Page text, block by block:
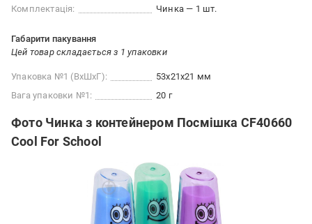
Комплектація: Чинка — 1 шт.
Габарити пакування
Цей товар складається з 1 упаковки
Упаковка №1 (ВхШхГ):
53x21x21 мм
Вага упаковки №1:
20 г
Фото Чинка з контейнером Посмішка CF40660
Cool For School